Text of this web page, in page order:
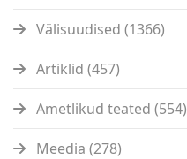
Välisuudised (1366)
Artiklid (457)
Ametlikud teated (554)
Meedia (278)